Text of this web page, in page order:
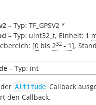
– Typ: TF_GPSV2 *
– Typ: uint32_t, Einheit: 1
[0 bis 232 - 1],
– Typ: int
Altitude Callback
den Callback.